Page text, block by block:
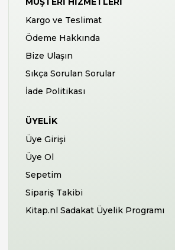
Kargo ve Teslimat
Ödeme Hakkında
Bize Ulaşın
Sıkça Sorulan Sorular
İade Politikası
ÜYELIK
Üye Girişi
Üye Ol
Sepetim
Sipariş Takibi
Kitap.nl Sadakat Üyelik Programı